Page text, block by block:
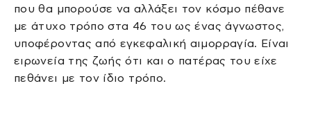
που θα μπορούσε να αλλάξει τον κόσμο πέθανε
με άτυχο τρόπο στα 46 του ως ένας άγνωστος,
υποφέροντας από εγκεφαλική αιμορραγία. Είναι
ειρωνεία της ζωής ότι και ο πατέρας του είχε
πεθάνει με τον ίδιο τρόπο.